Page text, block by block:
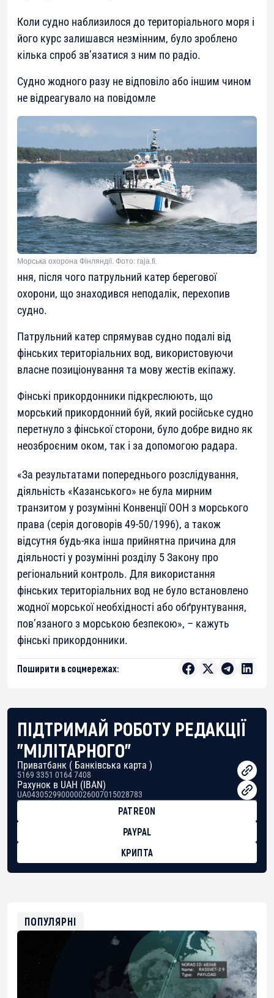
Коли судно наблизилося до територіального моря і
його курс залишався незмінним, було зроблено
кілька спроб зв’язатися з ним по радіо.
Судно жодного разу не відповіло або іншим чином
не відреагувало на повідомле
Морська охорона Фінляндії. Фото: raja.fi.
ння, після чого патрульний катер берегової
охорони, що знаходився неподалік, перехопив
судно.
Патрульний катер спрямував судно подалі від
фінських територіальних вод, використовуючи
власне позиціонування та мову жестів екіпажу.
Фінські прикордонники підкреслюють, що
морський прикордонний буй, який російське судно
перетнуло з фінської сторони, було добре видно як
неозброєним оком, так і за допомогою радара.
«За результатами попереднього розслідування,
діяльність «Казанського» не була мирним
транзитом у розумінні Конвенції ООН з морського
права (серія договорів 49-50/1996), а також
відсутня будь-яка інша прийнятна причина для
діяльності у розумінні розділу 5 Закону про
регіональний контроль. Для використання
фінських територіальних вод не було встановлено
жодної морської необхідності або обґрунтування,
пов’язаного з морською безпекою», – кажуть
фінські прикордонники.
Поширити в соцмережах:
ПІДТРИМАЙ РОБОТУ РЕДАКЦІЇ
"МІЛІТАРНОГО"
Приватбанк ( Банківська карта )
5169 3351 0164 7408
Рахунок в UAH (IBAN)
UA043052990000026007015028783
PATREON
PAYPAL
КРИПТА
0xfD02863D3289416fcF50975c9DFda13623f97758
ПОПУЛЯРНІ